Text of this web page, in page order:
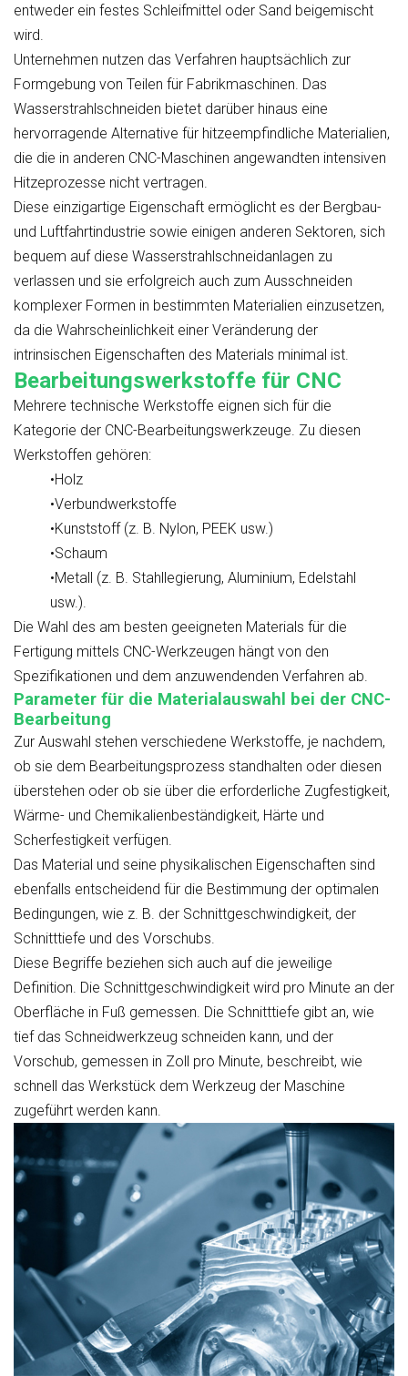
entweder ein festes Schleifmittel oder Sand beigemischt
wird.
Unternehmen nutzen das Verfahren hauptsächlich zur
Formgebung von Teilen für Fabrikmaschinen. Das
Wasserstrahlschneiden bietet darüber hinaus eine
hervorragende Alternative für hitzeempfindliche Materialien,
die die in anderen CNC-Maschinen angewandten intensiven
Hitzeprozesse nicht vertragen.
Diese einzigartige Eigenschaft ermöglicht es der Bergbau-
und Luftfahrtindustrie sowie einigen anderen Sektoren, sich
bequem auf diese Wasserstrahlschneidanlagen zu
verlassen und sie erfolgreich auch zum Ausschneiden
komplexer Formen in bestimmten Materialien einzusetzen,
da die Wahrscheinlichkeit einer Veränderung der
intrinsischen Eigenschaften des Materials minimal ist.
Bearbeitungswerkstoffe für CNC
Mehrere technische Werkstoffe eignen sich für die
Kategorie der CNC-Bearbeitungswerkzeuge. Zu diesen
Werkstoffen gehören:
•Holz
•Verbundwerkstoffe
•Kunststoff (z. B. Nylon, PEEK usw.)
•Schaum
•Metall (z. B. Stahllegierung, Aluminium, Edelstahl
usw.).
Die Wahl des am besten geeigneten Materials für die
Fertigung mittels CNC-Werkzeugen hängt von den
Spezifikationen und dem anzuwendenden Verfahren ab.
Parameter für die Materialauswahl bei der CNC-
Bearbeitung
Zur Auswahl stehen verschiedene Werkstoffe, je nachdem,
ob sie dem Bearbeitungsprozess standhalten oder diesen
überstehen oder ob sie über die erforderliche Zugfestigkeit,
Wärme- und Chemikalienbeständigkeit, Härte und
Scherfestigkeit verfügen.
Das Material und seine physikalischen Eigenschaften sind
ebenfalls entscheidend für die Bestimmung der optimalen
Bedingungen, wie z. B. der Schnittgeschwindigkeit, der
Schnitttiefe und des Vorschubs.
Diese Begriffe beziehen sich auch auf die jeweilige
Definition. Die Schnittgeschwindigkeit wird pro Minute an der
Oberfläche in Fuß gemessen. Die Schnitttiefe gibt an, wie
tief das Schneidwerkzeug schneiden kann, und der
Vorschub, gemessen in Zoll pro Minute, beschreibt, wie
schnell das Werkstück dem Werkzeug der Maschine
zugeführt werden kann.